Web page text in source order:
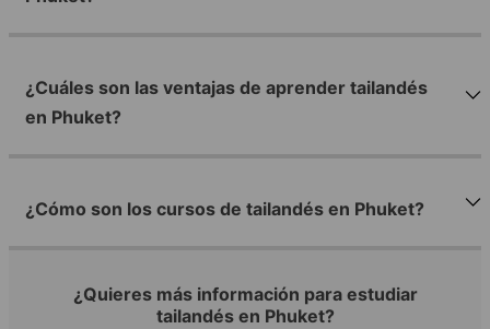
¿Cuáles son las ventajas de aprender tailandés
en Phuket?
¿Cómo son los cursos de tailandés en Phuket?
¿Quieres más información para estudiar
tailandés en Phuket?